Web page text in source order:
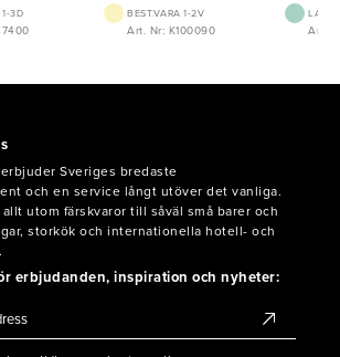
1-3D BEST.VARA 1-2V
Art. Nr: K100090 Art.
Sveriges bredaste
och en service långt utöver det vanliga.
utom färskvaror till såväl små barer och
storkök och internationella hotell- och
erbjudanden, inspiration och nyheter: